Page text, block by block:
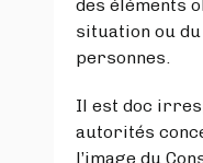
des éléments
situation ou
personnes.
Il est doc
autorités
l’image du